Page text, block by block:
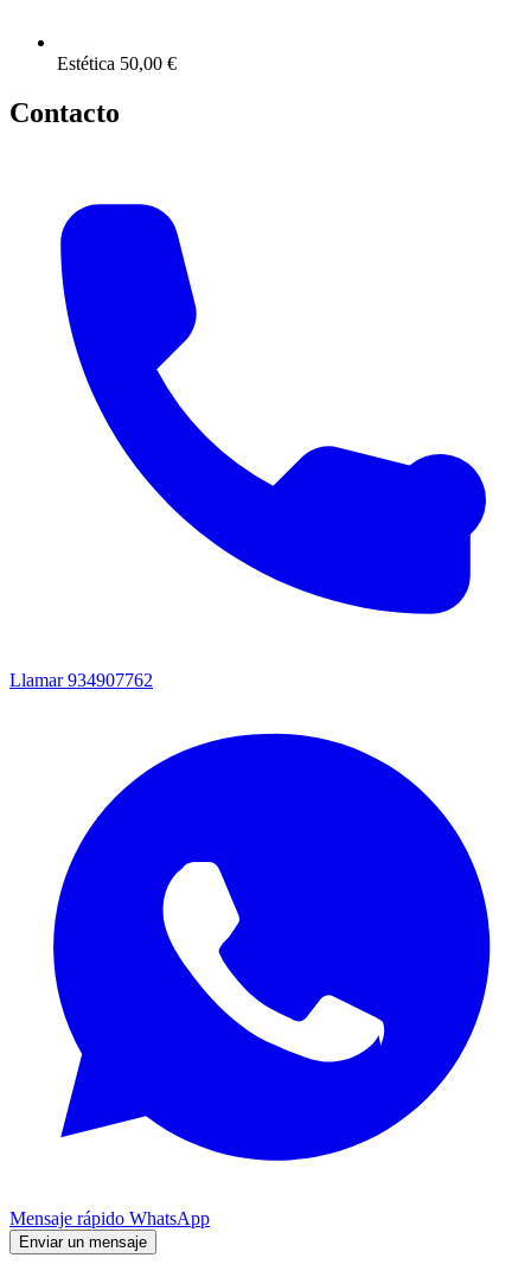
Estética 50,00 €
Contacto
Llamar 934907762
Mensaje rápido WhatsApp
Enviar un mensaje